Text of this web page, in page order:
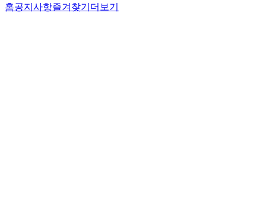
홈공지사항즐겨찾기 더보기